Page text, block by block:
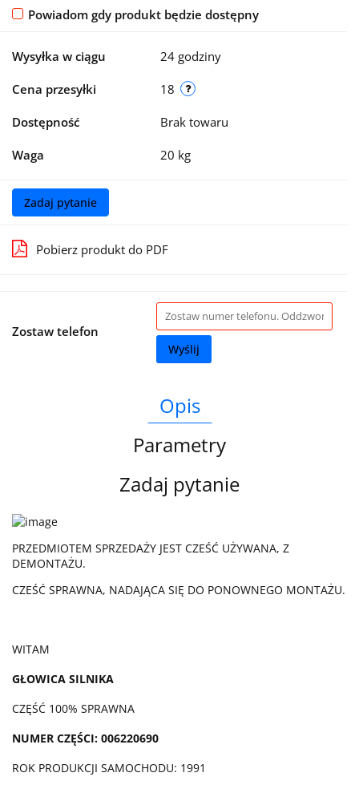
Powiadom gdy produkt będzie dostępny
Wysyłka w ciągu 24 godziny
Cena przesyłki 18
Dostępność Brak towaru
Waga 20 kg
Zadaj pytanie
Pobierz produkt do PDF
Zostaw telefon
Wyślij
Opis
Parametry
Zadaj pytanie
PRZEDMIOTEM SPRZEDAŻY JEST CZEŚĆ UŻYWANA, Z
DEMONTAŻU.
CZEŚĆ SPRAWNA, NADAJĄCA SIĘ DO PONOWNEGO MONTAŻU.
WITAM
GŁOWICA SILNIKA
CZĘŚĆ 100% SPRAWNA
NUMER CZĘŚCI: 006220690
ROK PRODUKCJI SAMOCHODU: 1991